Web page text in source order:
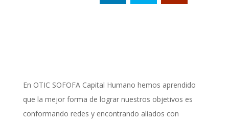
En OTIC SOFOFA Capital Humano hemos aprendido
que la mejor forma de lograr nuestros objetivos es
conformando redes y encontrando aliados con